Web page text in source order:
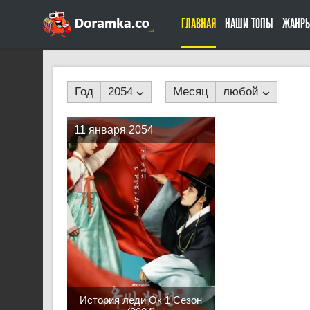
ГЛАВНАЯ НАШИ ТОПЫ ЖАНРЫ
Год 2054 Месяц любой
История леди Ок 1 Сезон
11 января 2054